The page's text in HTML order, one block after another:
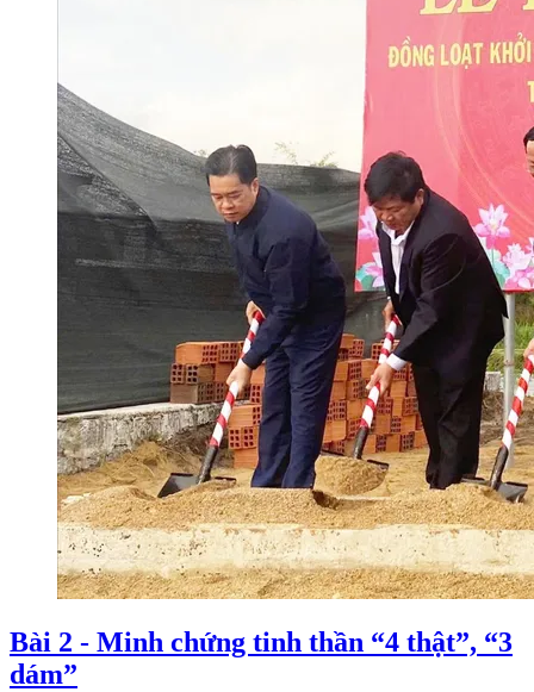
Bài 2 - Minh chứng tinh thần “4 thật”, “3
dám”